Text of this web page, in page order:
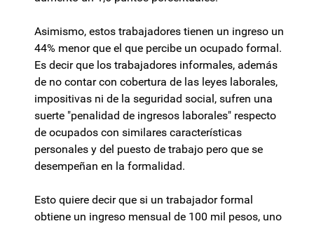
Asimismo, estos trabajadores tienen un ingreso un
44% menor que el que percibe un ocupado formal.
Es decir que los trabajadores informales, además
de no contar con cobertura de las leyes laborales,
impositivas ni de la seguridad social, sufren una
suerte "penalidad de ingresos laborales" respecto
de ocupados con similares características
personales y del puesto de trabajo pero que se
desempeñan en la formalidad.
Esto quiere decir que si un trabajador formal
obtiene un ingreso mensual de 100 mil pesos, uno